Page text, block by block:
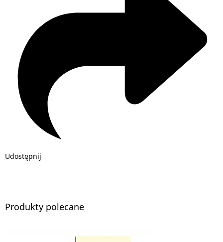
Udostępnij
Produkty polecane